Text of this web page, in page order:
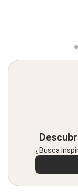
¿Busca